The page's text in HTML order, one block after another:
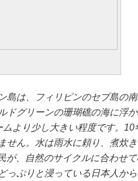
島は、フィリピンのセブ島の
ドグリーンの珊瑚礁の海に浮
より少し大きい程度です。10
せん。水は雨水に頼り、煮炊
が、自然のサイクルに合わせ
っぷりと浸っている日本人か